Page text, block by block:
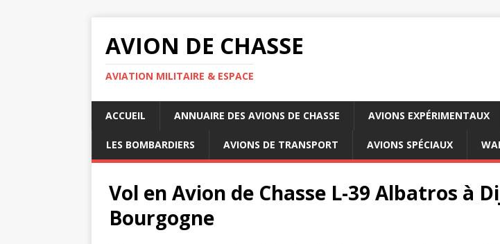
AVION DE CHASSE
AVIATION MILITAIRE & ESPACE
ACCUEIL ANNUAIRE DES AVIONS DE CHASSE AVIONS EXPÉRIMENTAUX
LES BOMBARDIERS AVIONS DE TRANSPORT AVIONS SPÉCIAUX
Vol en Avion de Chasse L-39 Albatros à
Bourgogne